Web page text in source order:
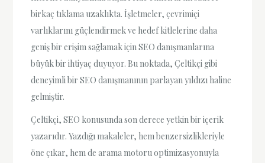
birkaç tıklama uzaklıkta. İşletmeler, çevrimiçi
varlıklarını güçlendirmek ve hedef kitlelerine daha
geniş bir erişim sağlamak için SEO danışmanlarına
büyük bir ihtiyaç duyuyor. Bu noktada, Çeltikçi gibi
deneyimli bir SEO danışmanının parlayan yıldızı haline
gelmiştir.
Çeltikçi, SEO konusunda son derece yetkin bir içerik
yazarıdır. Yazdığı makaleler, hem benzersizlikleriyle
öne çıkar, hem de arama motoru optimizasyonuyla